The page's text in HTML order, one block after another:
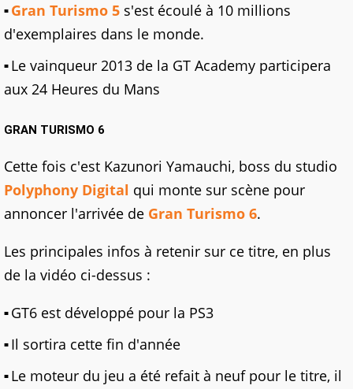
Gran Turismo 5 s'est écoulé à 10 millions
d'exemplaires dans le monde.
Le vainqueur 2013 de la GT Academy participera
aux 24 Heures du Mans
GRAN TURISMO 6
Cette fois c'est Kazunori Yamauchi, boss du studio
Polyphony Digital qui monte sur scène pour
annoncer l'arrivée de Gran Turismo 6.
Les principales infos à retenir sur ce titre, en plus
de la vidéo ci-dessus :
GT6 est développé pour la PS3
Il sortira cette fin d'année
Le moteur du jeu a été refait à neuf pour le titre, il